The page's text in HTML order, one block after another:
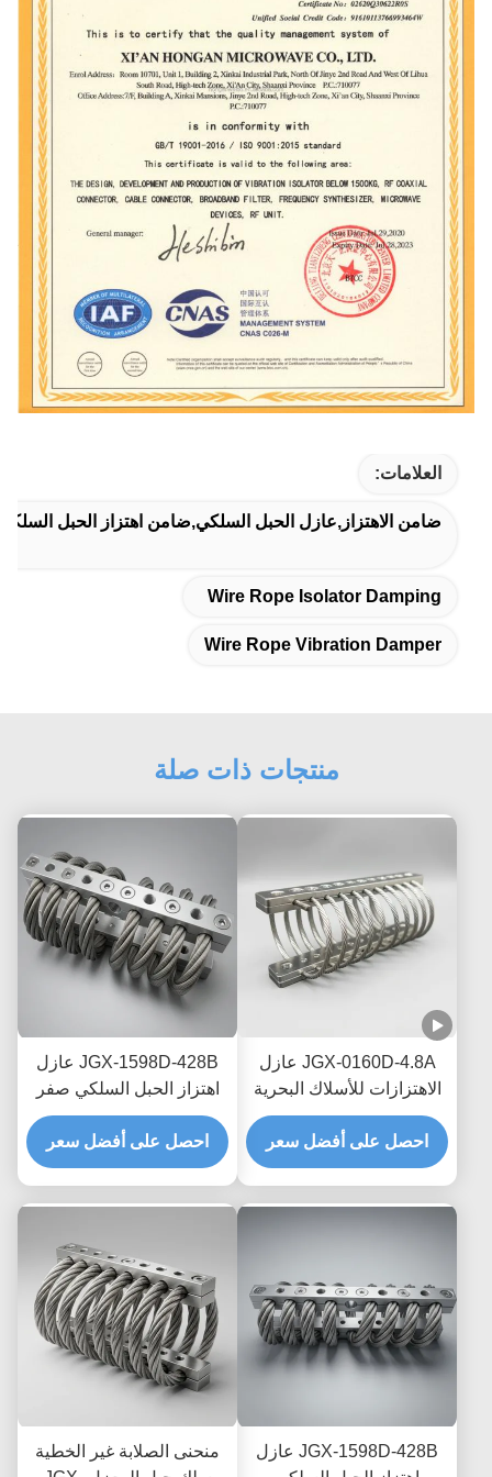
العلامات:
ضامن الاهتزاز,عازل الحبل السلكي,ضامن اهتزاز الحبل السلكي
Wire Rope Isolator Damping
Wire Rope Vibration Damper
منتجات ذات صلة
JGX-0160D-4.8A عازل
الاهتزازات للأسلاك البحرية
البحرية الخالية من الصيانة
احصل على أفضل سعر
JGX-1598D-428B عازل
اهتزاز الحبل السلكي صفر
الزحف التخفيف الاحتكاك
الخالي من الزيت لحماية
النقل البحري العابر
احصل على أفضل سعر
JGX-1598D-428B عازل
منحنى الصلابة غير الخطية